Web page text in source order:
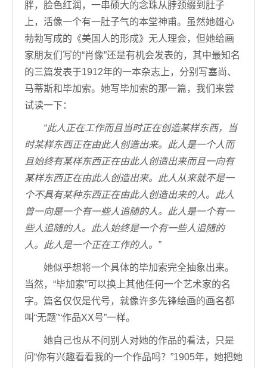
胖，脸色红润，一串硕大的念珠从脖颈缀到肚子
上，活像一个有一肚子气的本堂神甫。虽然她雄心
勃勃写成的《美国人的形成》无人理会，但她给画
家朋友们写的“肖像”还是有机会发表的，其中最知名
的三篇发表于1912年的一本杂志上，分别写塞尚、
马蒂斯和毕加索。她写毕加索的那一篇，我们来尝
试读一下：
“此人正在工作而且当时正在创造某样东西，当
时某样东西正在由此人创造出来。此人是一个人而
且始终有某样东西正在由此人创造出来而且一向有
某样东西正在由此人创造出来。此人从来就不是一
个不具有某种东西正在由此人创造出来的人。此人
曾一向是一个有一些人追随的人。此人是一个有一
些人追随的人。此人始终是一个有一些人追随的
人。此人是一个正在工作的人。”
她似乎想将一个具体的毕加索完全抽象出来。
当然，“毕加索”可以换上其他任何一个艺术家的名
字。篇名仅仅是代号，就像许多先锋绘画的画名都
叫“无题”“作品XX号”一样。
她自己也从不问别人对她的作品的看法，只是
问“你有兴趣看看我的一个作品吗？”1905年，她把她